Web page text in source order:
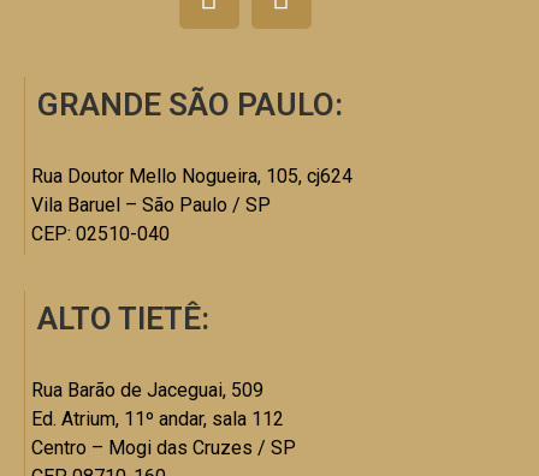
GRANDE SÃO PAULO:
Rua Doutor Mello Nogueira, 105, cj624
Vila Baruel – São Paulo / SP
CEP: 02510-040
ALTO TIETÊ:
Rua Barão de Jaceguai, 509
Ed. Atrium, 11º andar, sala 112
Centro – Mogi das Cruzes / SP